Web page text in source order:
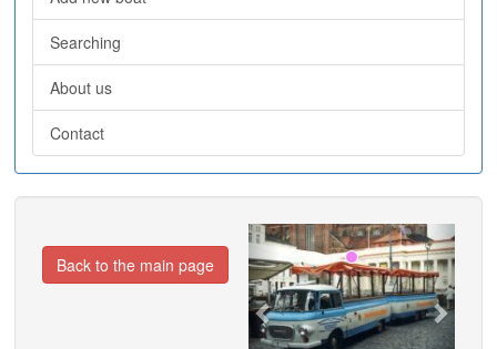
Searching
About us
Contact
Previous Next
Back to the main page